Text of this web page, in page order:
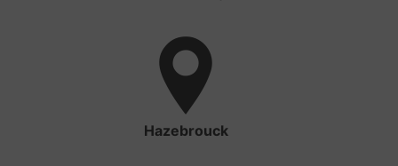
Hazebrouck